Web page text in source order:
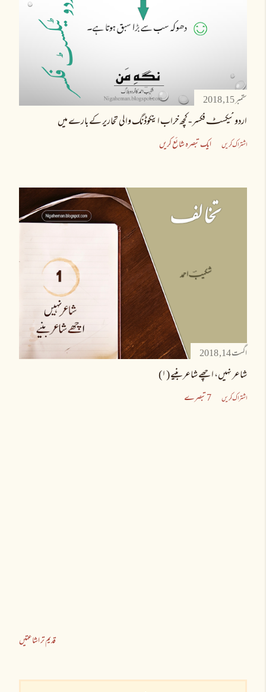
ستمبر 15, 2018
اردو ٹیکسٹـ فکسر - کچھ خراب اینکوڈنگ والی تحاریر کے بارے میں
اشتراک کریں ایک تبصرہ شائع کریں
اگست 14, 2018
شاعر نہیں، اچھے شاعر بنیے (۱)
اشتراک کریں 7 تبصرے
قدیم تر اشاعتیں